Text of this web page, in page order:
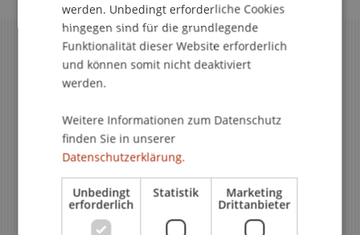
werden. Unbedingt erforderliche Cookies
hingegen sind für die grundlegende
Funktionalität dieser Website erforderlich
und können somit nicht deaktiviert
werden.
Weitere Informationen zum Datenschutz
finden Sie in unserer
Datenschutzerklärung.
Unbedingt
erforderlich
Statistik Marketing
Drittanbieter